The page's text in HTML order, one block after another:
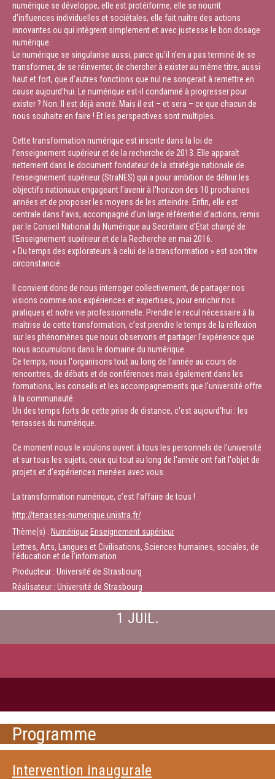
numérique se développe, elle est protéiforme, elle se nourrit
d’influences individuelles et sociétales, elle fait naître des actions
innovantes ou qui intègrent simplement et avec justesse le bon dosage
numérique.
Le numérique se singularise aussi, parce qu’il n’en a pas terminé de se
transformer, de se réinventer, de chercher à exister au même titre, aussi
haut et fort, que d’autres fonctions que nul ne songerait à remettre en
cause aujourd’hui. Le numérique est-il condamné à progresser pour
exister ? Non. Il est déjà ancré. Mais il est – et sera – ce que chacun de
nous souhaite en faire ! Et les perspectives sont multiples.
Cette transformation numérique est inscrite dans la loi de
l’enseignement supérieur et de la recherche de 2013. Elle apparaît
nettement dans le document fondateur de la stratégie nationale de
l’enseignement supérieur (StraNES) qui a pour ambition de définir les
objectifs nationaux engageant l'avenir à l'horizon des 10 prochaines
années et de proposer les moyens de les atteindre. Enfin, elle est
centrale dans l’avis, accompagné d’un large référentiel d’actions, remis
par le Conseil National du Numérique au Secrétaire d’État chargé de
l'Enseignement supérieur et de la Recherche en mai 2016.
« Du temps des explorateurs à celui de la transformation » est son titre
circonstancié.
Il convient donc de nous interroger collectivement, de partager nos
visions comme nos expériences et expertises, pour enrichir nos
pratiques et notre vie professionnelle. Prendre le recul nécessaire à la
maîtrise de cette transformation, c’est prendre le temps de la réflexion
sur les phénomènes que nous observons et partager l'expérience que
nous accumulons dans le domaine du numérique.
Ce temps, nous l'organisons tout au long de l'année au cours de
rencontres, de débats et de conférences mais également dans les
formations, les conseils et les accompagnements que l'université offre
à la communauté.
Un des temps forts de cette prise de distance, c'est aujourd'hui : les
terrasses du numérique.
Ce moment nous le voulons ouvert à tous les personnels de l'université
et sur tous les sujets, ceux qui tout au long de l'année ont fait l'objet de
projets et d'expériences menées avec vous.
La transformation numérique, c’est l’affaire de tous !
http://terrasses-numerique.unistra.fr/
Thème(s) : Numérique Enseignement supérieur
Lettres, Arts, Langues et Civilisations, Sciences humaines, sociales, de
l’éducation et de l’information
Producteur : Université de Strasbourg
Réalisateur : Université de Strasbourg
1 JUIL.
Programme
Intervention inaugurale